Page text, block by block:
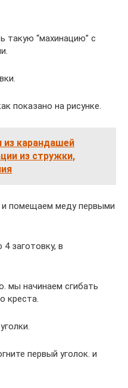
такую “махинацию” с
показано на рисунке.
из карандашей
из стружки,
и помещаем меду первыми
заготовку, в
мы начинаем сгибать
креста.
первый уголок. и